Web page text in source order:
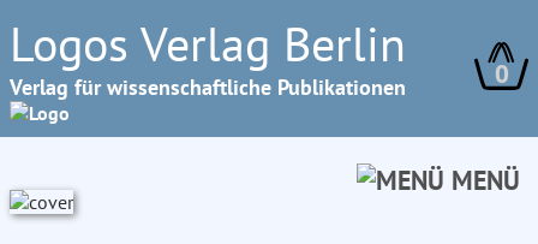
Logos Verlag Berlin
Verlag für wissenschaftliche Publikationen 0
MENÜ